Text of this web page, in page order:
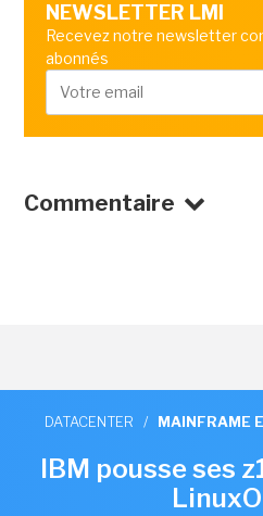
NEWSLETTER LMI
Recevez notre newsletter
abonnés
Commentaire
DATACENTER / MAINFRAME
IBM pousse ses